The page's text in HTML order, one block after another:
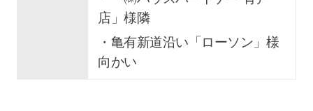
店」様隣
・亀有新道沿い「ローソン」様
向かい